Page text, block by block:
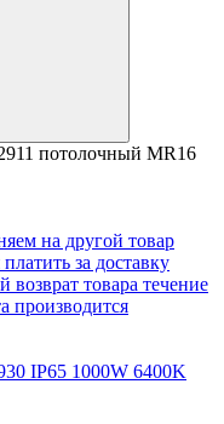
потолочный MR16
на другой товар
за доставку
возврат товара течение
производится
IP65 1000W 6400K